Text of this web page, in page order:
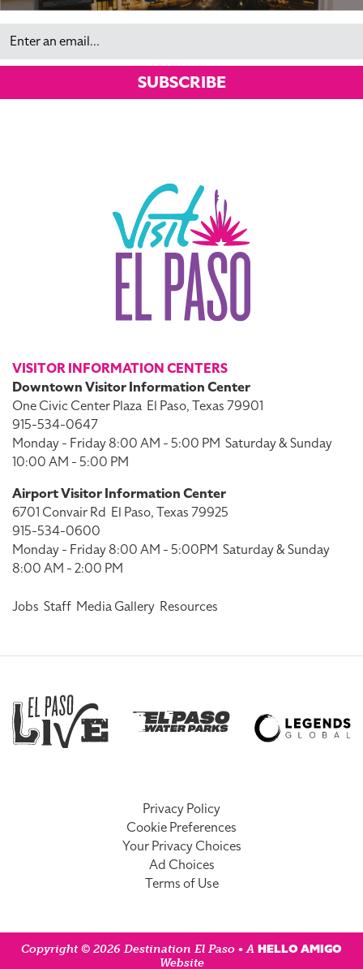
Email
SUBSCRIBE
VISITOR INFORMATION CENTERS
Downtown Visitor Information Center
One Civic Center Plaza El Paso, Texas 79901
915-534-0647
Monday - Friday 8:00 AM - 5:00 PM Saturday & Sunday
10:00 AM - 5:00 PM
Airport Visitor Information Center
6701 Convair Rd El Paso, Texas 79925
915-534-0600
Monday - Friday 8:00 AM - 5:00PM Saturday & Sunday
8:00 AM - 2:00 PM
Jobs Staff Media Gallery Resources
Privacy Policy
Cookie Preferences
Your Privacy Choices
Ad Choices
Terms of Use
Copyright © 2026 Destination El Paso • A HELLO AMIGO
Website